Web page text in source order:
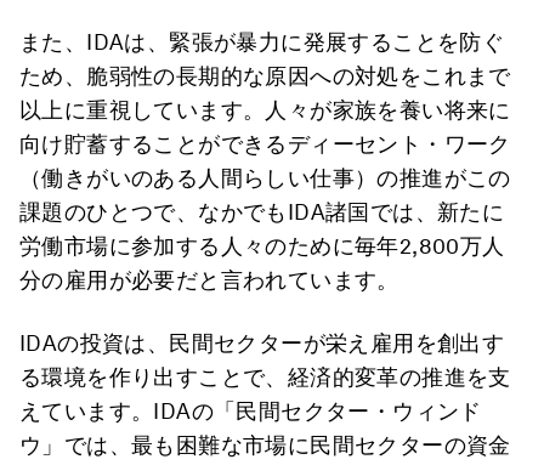
また、IDAは、緊張が暴力に発展することを防ぐ
ため、脆弱性の長期的な原因への対処をこれまで
以上に重視しています。人々が家族を養い将来に
向け貯蓄することができるディーセント・ワーク
（働きがいのある人間らしい仕事）の推進がこの
課題のひとつで、なかでもIDA諸国では、新たに
労働市場に参加する人々のために毎年2,800万人
分の雇用が必要だと言われています。
IDAの投資は、民間セクターが栄え雇用を創出す
る環境を作り出すことで、経済的変革の推進を支
えています。IDAの「民間セクター・ウィンド
ウ」では、最も困難な市場に民間セクターの資金